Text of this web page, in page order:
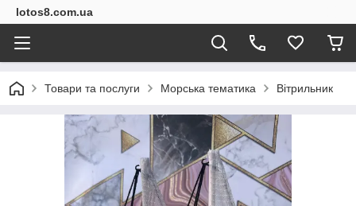
lotos8.com.ua
Товари та послуги Морська тематика Вітрильник